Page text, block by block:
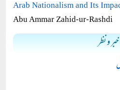
Arab Nationalism and Its
Abu Ammar Zahid-ur-Rashdi
خبر و نظر